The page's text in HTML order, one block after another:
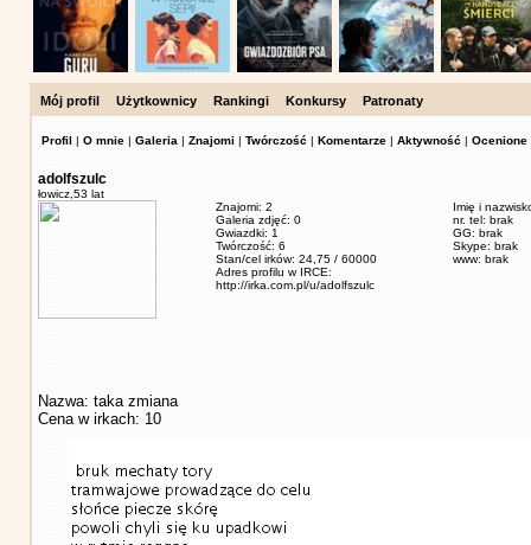
Mój profil Użytkownicy Rankingi Konkursy Patronaty
Profil | O mnie | Galeria | Znajomi | Twórczość | Komentarze | Aktywność | Ocenione
adolfszulc
łowicz, 53 lat
Znajomi: 2
Galeria zdjęć: 0
Gwiazdki: 1
Twórczość: 6
Stan/cel irków: 24,75 / 60000
Adres profilu w IRCE:
http://irka.com.pl/u/adolfszulc
Imię i
nr. tel: brak
GG: brak
Skype: brak
www: brak
Nazwa: taka zmiana
Cena w irkach: 10